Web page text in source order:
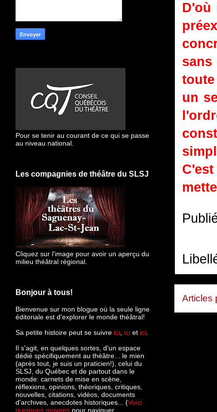
D'où
un
Articles
Pour se tenir au courant de ce qui se passe
au niveau national.
Les compagnies de théâtre du SLSJ
Cliquez sur l'image pour avoir un aperçu du
milieu théâtral régional.
Bonjour à tous!
Bienvenue sur mon blogue où la seule ligne
éditoriale est d'explorer le monde théâtral!
Sa petite histoire peut se suivre ici ici et ici
Il s'agit, en quelques sortes, d'un espace
dédié spécifiquement au théâtre... le mien
(après tout, je suis un praticien!), celui du
SLSJ, du Québec et de partout dans le
monde: carnets de mise en scène,
réflexions, opinions, théoriques, critiques,
nouvelles, citations, vidéos, documents
d'archives, anecdotes historiques... (Voici
quelques moyens pour naviguer